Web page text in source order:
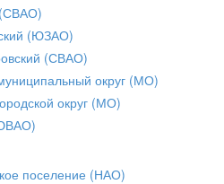
(ЮЗАО)
(СВАО)
округ (МО)
округ (МО)
поселение (НАО)